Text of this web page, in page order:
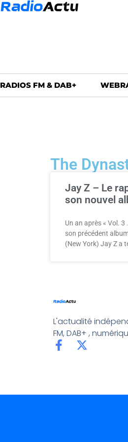
RADIOS FM & DAB+
The
Jay Z – Le
son nouvel
Un an après « Vol. 3
son précédent
(New York) Jay Z a
L'actualité
FM, DAB+ ,